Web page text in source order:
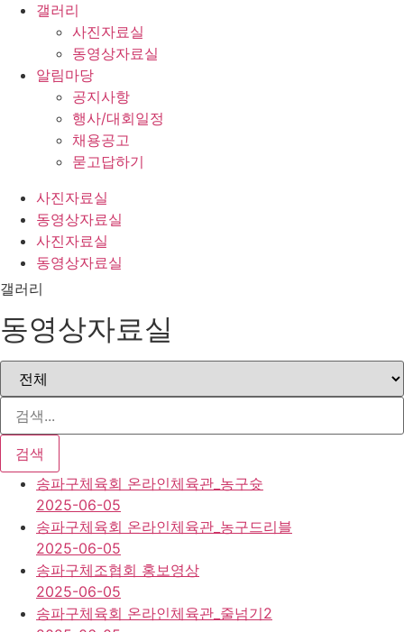
갤러리
사진자료실
동영상자료실
알림마당
공지사항
행사/대회일정
채용공고
묻고답하기
사진자료실
동영상자료실
사진자료실
동영상자료실
갤러리
동영상자료실
검색
송파구체육회 온라인체육관_농구슛
2025-06-05
송파구체육회 온라인체육관_농구드리블
2025-06-05
송파구체조협회 홍보영상
2025-06-05
송파구체육회 온라인체육관_줄넘기2